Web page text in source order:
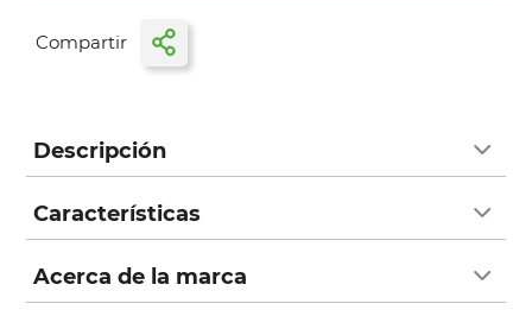
Descripción
Características
Acerca de la marca